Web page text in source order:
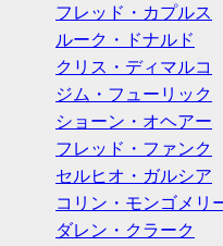
フレッド・カプルス
ルーク・ドナルド
クリス・ディマルコ
ジム・フューリック
ショーン・オヘアー
フレッド・ファンク
セルヒオ・ガルシア
コリン・モンゴメリ
ダレン・クラーク